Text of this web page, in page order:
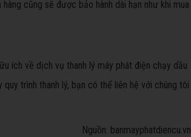
cũng sẽ được bảo hành dài hạn như khi mua
ích về dịch vụ thanh lý máy phát điện chạy dầu
trình thanh lý, bạn có thể liên hệ với chúng tôi
Nguồn: banmayphatdiencu.vn